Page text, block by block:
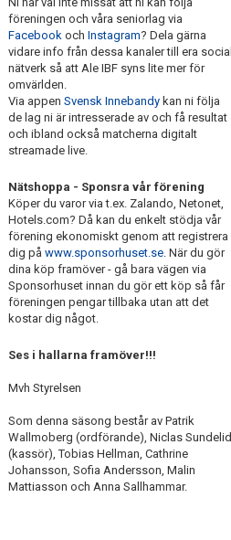
föreningen och våra seniorlag via
Facebook och Instagram? Dela gärna
vidare info från dessa kanaler till era social
nätverk så att Ale IBF syns lite mer för
omvärlden.
Via appen Svensk Innebandy kan ni följa
de lag ni är intresserade av och få resultat
och ibland också matcherna digitalt
streamade live.
Nätshoppa - Sponsra vår förening
Köper du varor via t.ex. Zalando, Netonet,
Hotels.com? Då kan du enkelt stödja vår
förening ekonomiskt genom att registrera
dig på www.sponsorhuset.se. När du gör
dina köp framöver - gå bara vägen via
Sponsorhuset innan du gör ett köp så får
föreningen pengar tillbaka utan att det
kostar dig något.
Ses i hallarna framöver!!!
Mvh Styrelsen
Som denna säsong består av Patrik
Wallmoberg (ordförande), Niclas Sundelid
(kassör), Tobias Hellman, Cathrine
Johansson, Sofia Andersson, Malin
Mattiasson och Anna Sallhammar.